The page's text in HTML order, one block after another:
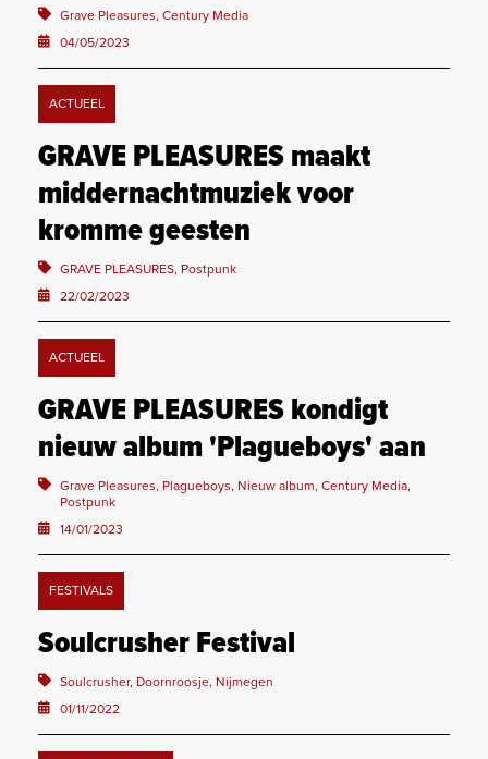
Grave Pleasures, Century Media
04/05/2023
ACTUEEL
GRAVE PLEASURES maakt
middernachtmuziek voor
kromme geesten
GRAVE PLEASURES, Postpunk
22/02/2023
ACTUEEL
GRAVE PLEASURES kondigt
nieuw album 'Plagueboys' aan
Grave Pleasures, Plagueboys, Nieuw album, Century Media,
Postpunk
14/01/2023
FESTIVALS
Soulcrusher Festival
Soulcrusher, Doornroosje, Nijmegen
01/11/2022